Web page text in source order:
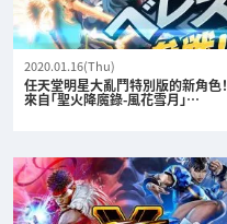
2020.01.16(Thu)
任天堂明星大亂鬥特別版的新角色！
來自「聖火降魔錄-風花雪月」…